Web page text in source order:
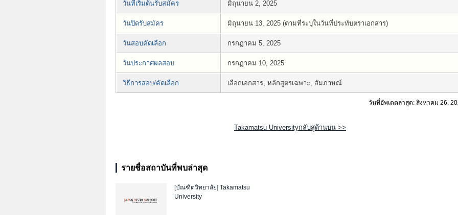
วันที่เริ่มต้นรับสมัคร มิถุนายน 2, 2025
วันปิดรับสมัคร มิถุนายน 13, 2025 (ตามที่ระบุในวันที่ประทับตราเอกสาร)
วันสอบคัดเลือก กรกฏาคม 5, 2025
วันประกาศผลสอบ กรกฏาคม 10, 2025
วิธีการสอบ/คัดเลือก เลือกเอกสาร, หลักสูตรเฉพาะ, สัมภาษณ์
วันที่อัพเดตล่าสุด: สิงหาคม 26,
Takamatsu Universityกลับสู่ด้านบน >>
รายชื่อสถาบันที่พบล่าสุด
[บัณฑิตวิทยาลัย] Takamatsu
University